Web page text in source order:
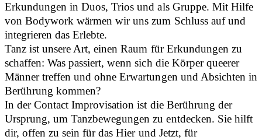
Erkundungen in Duos, Trios und als Gruppe. Mit Hilfe
von Bodywork wärmen wir uns zum Schluss auf und
integrieren das Erlebte.
Tanz ist unsere Art, einen Raum für Erkundungen zu
schaffen: Was passiert, wenn sich die Körper queerer
Männer treffen und ohne Erwartungen und Absichten in
Berührung kommen?
In der Contact Improvisation ist die Berührung der
Ursprung, um Tanzbewegungen zu entdecken. Sie hilft
dir, offen zu sein für das Hier und Jetzt, für